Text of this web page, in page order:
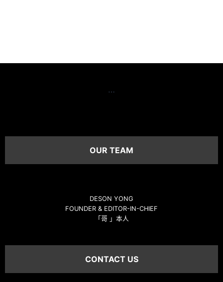
…
OUR TEAM
DESON YONG
FOUNDER & EDITOR-IN-CHIEF
「哥 」本人
CONTACT US